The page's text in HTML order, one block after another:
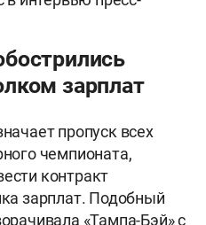
зарплат
пропуск всех
чемпионата,
контракт
зарплат. Подобный
«Тампа-Бэй» с